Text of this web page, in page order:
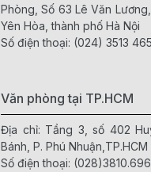
Phòng, Số 63 Lê Văn
Yên Hòa, thành phố Hà Nội
Số điện thoại: (024) 3513
Văn phòng tại TP.HCM
Địa chỉ: Tầng 3, số 402
Bánh, P. Phú Nhuận,TP.HCM
Số điện thoại: